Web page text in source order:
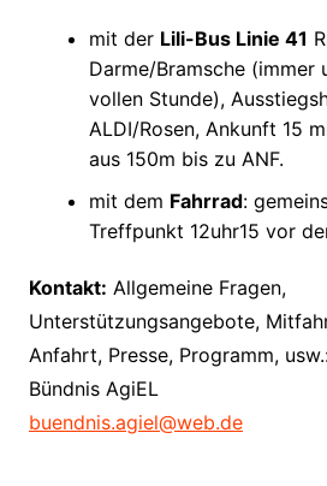
mit der Lili-Bus Linie 41
Darme/Bramsche (immer
vollen Stunde),
ALDI/Rosen, Ankunft 15
aus 150m bis zu ANF.
mit dem Fahrrad:
Treffpunkt 12uhr15 vor
Kontakt: Allgemeine Fragen,
Unterstützungsangebote,
Anfahrt, Presse, Programm,
Bündnis AgiEL
buendnis.agiel@web.de